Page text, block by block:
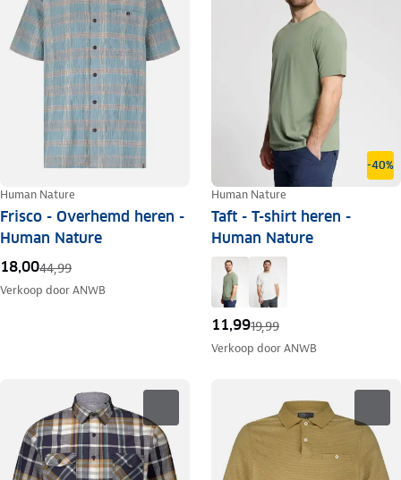
Human Nature
Frisco - Overhemd heren -
Human Nature
18,0044,99
Verkoop doorANWB
-40%
Human Nature
Taft - T-shirt heren -
Human Nature
11,9919,99
Verkoop doorANWB